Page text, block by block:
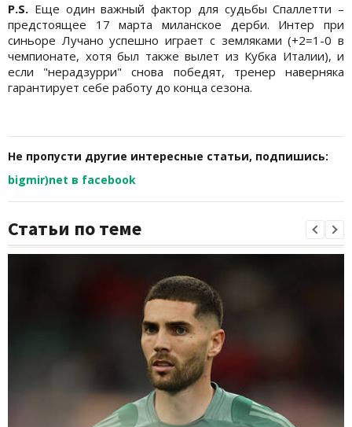
P.S. Еще один важный фактор для судьбы Спаллетти –
предстоящее 17 марта миланское дерби. Интер при
синьоре Лучано успешно играет с земляками (+2=1-0 в
чемпионате, хотя был также вылет из Кубка Италии), и
если "нерадзурри" снова победят, тренер наверняка
гарантирует себе работу до конца сезона.
Не пропусти другие интересные статьи, подпишись:
bigmir)net в facebook
Статьи по теме